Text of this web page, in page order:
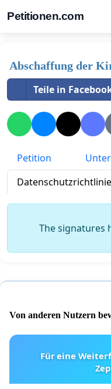
Petitionen.com
Abschaffung der
Teile in
Petition
Datenschutzrichtlinie
The signatures
Von anderen Nutzern
Für eine